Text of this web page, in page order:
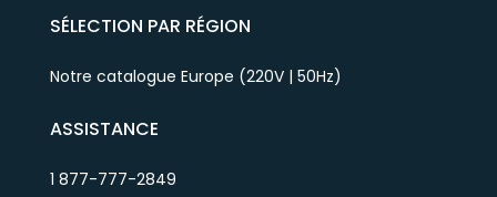
SÉLECTION PAR RÉGION
Notre catalogue Europe (220V | 50Hz)
ASSISTANCE
1 877-777-2849